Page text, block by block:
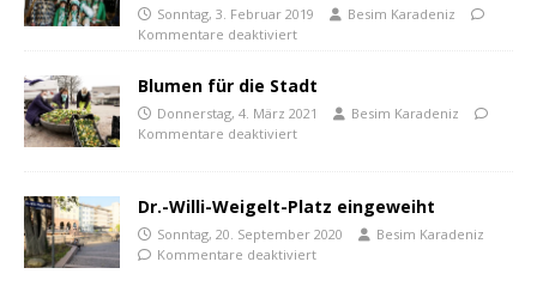
Sonntag, 3. Februar 2019
Besim Karadeniz
Kommentare deaktiviert
Blumen für die Stadt
Donnerstag, 4. März 2021
Besim Karadeniz
Kommentare deaktiviert
Dr.-Willi-Weigelt-Platz eingeweiht
Sonntag, 20. September 2020
Besim Karadeniz
Kommentare deaktiviert